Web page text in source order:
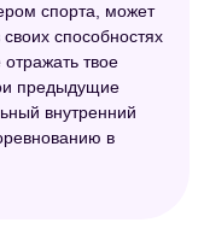
спорта, может
способностях
твое
предыдущие
внутренний
в